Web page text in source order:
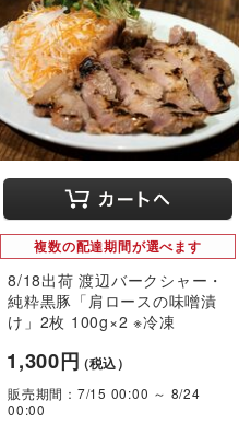
複数の配達期間が選べます
8/18出荷 渡辺バークシャー・
純粋黒豚「肩ロースの味噌漬
け」2枚 100g×2 ※冷凍
1,300円（税込）
販売期間：7/15 00:00 ～ 8/24
00:00